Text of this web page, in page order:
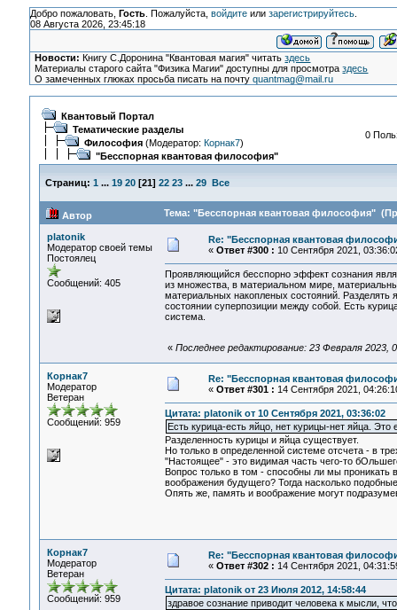
Добро пожаловать, Гость. Пожалуйста, войдитеили зарегистрируйтесь.
08 Августа 2026, 23:45:18
Новости: Книгу С.Доронина "Квантовая магия" читатьздесь
Материалы старого сайта "Физика Магии" доступны для просмотраздесь
О замеченных глюках просьба писать на почтуquantmag@mail.ru
Квантовый Портал
Тематические разделы
Философия(Модератор: Корнак7)
"Бесспорная квантовая философия"
0
Страниц: 1 ... 19 20[21] 22 23 ... 29 Все
Автор Тема: "Бесспорная квантовая философия"
platonik
Модератор своей темы
Постоялец
Сообщений: 405
Re: "Бесспорная квантовая
« Ответ #300 : 10 Сентября 2021,
Проявляющийся бесспорно эффект сознания
из множества, в материальном мире,
материальных накопленых состояний.
состоянии суперпозиции между собой. Есть
система.
« Последнее редактирование: 23 Февраля 2023,
Корнак7
Модератор
Ветеран
Сообщений: 959
Re: "Бесспорная квантовая
« Ответ #301 : 14 Сентября 2021,
Цитата: platonik от 10 Сентября 2021, 03:36:02
Есть курица-есть яйцо, нет курицы-нет яйца.
Разделенность курицы и яйца существует.
Но только в определенной системе отсчета - в
"Настоящее" - это видимая часть чего-то
Вопрос только в том - способны ли мы
воображения будущего? Тогда насколько
Опять же, память и воображение могут
Корнак7
Модератор
Ветеран
Сообщений: 959
Re: "Бесспорная квантовая
« Ответ #302 : 14 Сентября 2021,
Цитата: platonik от 23 Июля 2012, 14:58:44
здравое сознание приводит человека к мысли,